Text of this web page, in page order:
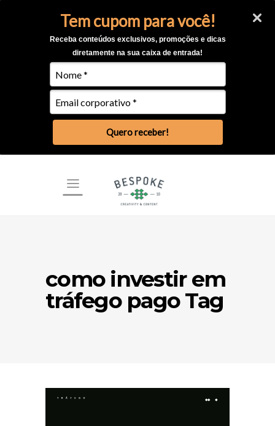
Tem cupom para você!
Receba conteúdos exclusivos, promoções e dicas
diretamente na sua caixa de entrada!
Quero receber!
como investir em
tráfego pago Tag